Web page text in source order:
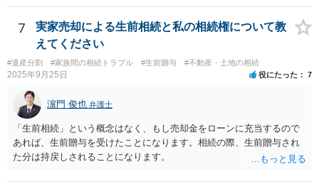
法として考えられるものとしては、 ①信託（家族信託・目的信託） 財
産を信託口に移し、受託者（信頼できる友人や専門職）に管理させ、
・生存中はあなたの生活費・介護費に優先充当 ・残余を友人や慈善団
体へ と使途を厳格に指定。相続ではなく信託帰属になるため、子の関
与を大きく排除できます。 ②遺言＋生命保険の組合せ 生活資金は手元
に残し、余剰資金で受取人を友人・団体にした保険を活用。保険金は
相続財産とは別枠で、遺留分対策にも有効と思われます。 ③負担付死
因贈与 「介護・見守り等を条件に、死亡時に財産を渡す」契約。条件
不履行なら無効にでき、老後の安心を担保できます。 ④ 寄附予約＋解
除条件 慈善団体への寄附を予約しつつ、資金不足時は解除できる条項
を設定。 などがあり得るかと思われます。
7
実家売却による生前相続と私の相続権について教
えてください
#遺産分割 #家族間の相続トラブル #生前贈与 #不動産・土地の相続
2025年9月25日 役にたった 7
濵門 俊也 弁護士
「生前相続」という概念はなく、もし売却金をローンに充当するので
あれば、生前贈与を受けたことになります。相続の際、生前贈与され
た分は持戻しされることになります。